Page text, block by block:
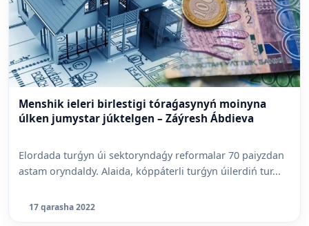
Menshik ieleri birlestigi tóraǵasynyń moinyna
úlken jumystar júktelgen – Záýresh Ábdieva
Elordada turǵyn úi sektoryndaǵy reformalar 70 paiyzdan
astam oryndaldy. Alaida, kóppáterli turǵyn úilerdiń tur...
17 qarasha 2022